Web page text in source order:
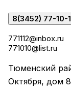
8(3452) 77-10-
771112@inbox.ru
771010@list.ru
Тюменский
Октября, дом 8